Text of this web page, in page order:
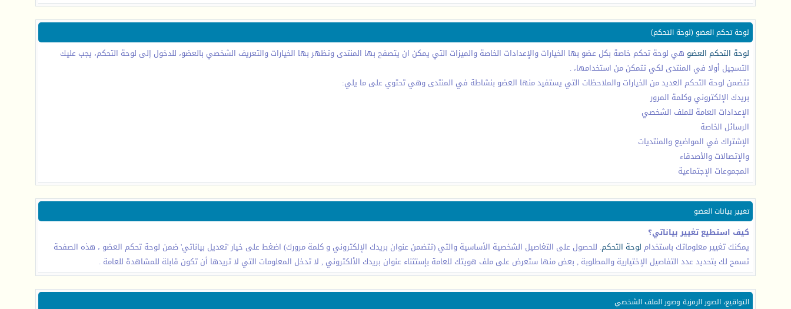
لوحة تحكم العضو (لوحة التحكم)
لوحة التحكم العضو هي لوحة تحكم خاصة بكل عضو بها الخيارات والإعدادات الخاصة والميزات التي يمكن ان يتصفح بها المنتدى وتظهر بها الخيارات والتعريف الشخصي بالعضو، للدخول إلى لوحة التحكم، يجب عليك
التسجيل أولا في المنتدى لكي تتمكن من استخدامها، .
تتضمن لوحة التحكم العديد من الخيارات والملاحظات التي يستفيد منها العضو بنشاطة في المنتدى وهي تحتوي على ما يلي:
بريدك الإلكتروني وكلمة المرور
الإعدادات العامة للملف الشخصي
الرسائل الخاصة
الإشتراك في المواضيع والمنتديات
والإتصالات والأصدقاء
المجموعات الإجتماعية
تغيير بيانات العضو
كيف استطيع تغيير بياناتي؟
يمكنك تغيير معلوماتك باستخدام لوحة التحكم. للحصول على التغاصيل الشخصية الأساسية والتي (تتضمن عنوان بريدك الإلكتروني و كلمة مرورك) اضغط على خيار 'تعديل بياناتي' ضمن لوحة تحكم العضو ، هذه الصفحة
تسمح لك بتحديد عدد التفاصيل الإختيارية والمطلوبة , بعض منها ستعرض على ملف هويتك للعامة بإستثناء عنوان بريدك الألكتروني , لا تدخل المعلومات التي لا تريدها أن تكون قابلة للمشاهدة للعامة .
التواقيع، الصور الرمزية وصور الملف الشخصي